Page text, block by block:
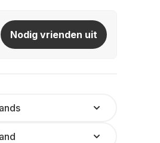
Nodig vrienden uit